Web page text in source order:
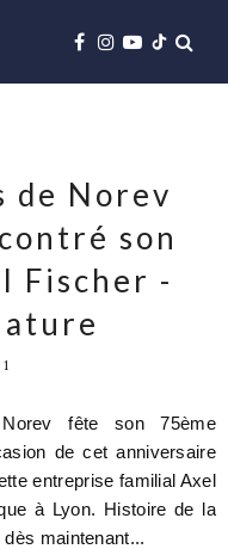
de Norev
son
Fischer -
fête son 75ème
de cet anniversaire
entreprise familial Axel
à Lyon. Histoire de la
maintenant...